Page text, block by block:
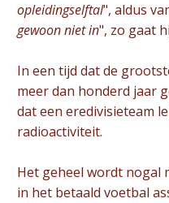
opleidingselftal", aldus
gewoon niet in", zo gaat
In een tijd dat de
meer dan honderd jaar
dat een eredivisieteam
radioactiviteit.
Het geheel wordt nogal
in het betaald voetbal